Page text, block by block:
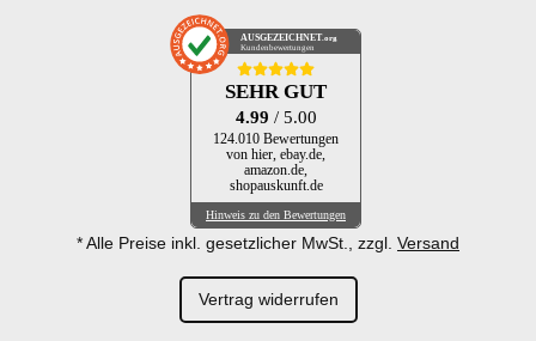
AUSGEZEICHNET .org
Kundenbewertungen
SEHR GUT
4.99 / 5.00
124.010 Bewertungen
von hier, ebay.de,
amazon.de,
shopauskunft.de
Hinweis zu den Bewertungen
* Alle Preise inkl. gesetzlicher MwSt., zzgl. Versand
Vertrag widerrufen